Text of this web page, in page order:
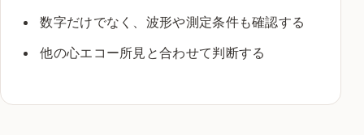
数字だけでなく、波形や測定条件も確認する
他の心エコー所見と合わせて判断する